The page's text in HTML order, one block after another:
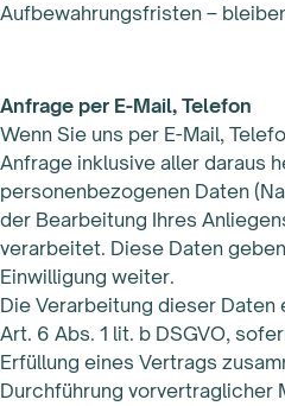
Aufbewahrungsfristen –
Anfrage per E-Mail, Telefon
Wenn Sie uns per E-Mail,
Anfrage inklusive aller daraus
personenbezogenen Daten
der Bearbeitung Ihres
verarbeitet. Diese Daten
Einwilligung weiter.
Die Verarbeitung dieser
Art. 6 Abs. 1 lit. b DSGVO,
Erfüllung eines Vertrags
Durchführung vorvertraglicher